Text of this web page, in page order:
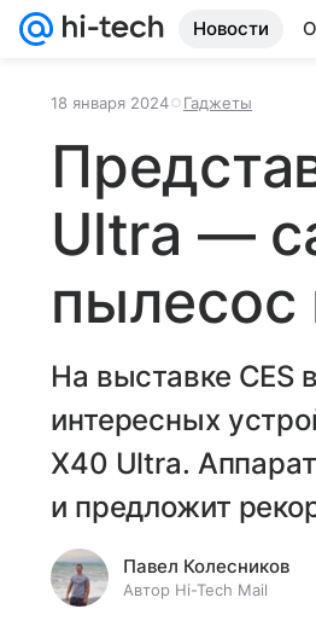
Новости
18 января 2024 Гаджеты
Ultra —
пылесос
На выставке CES
интересных
X40 Ultra.
и предложит
Павел Колесников
Автор Hi-Tech Mail